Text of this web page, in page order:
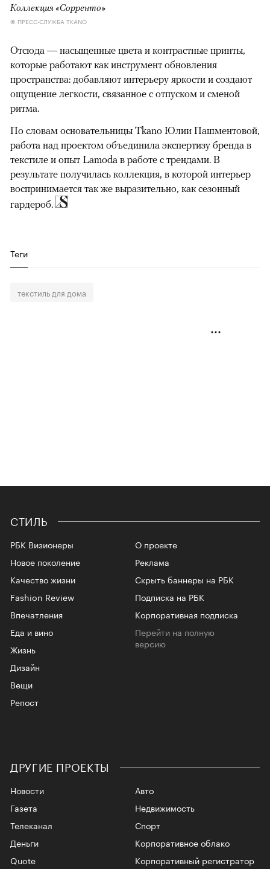
Коллекция «Сорренто»
© ПРЕСС-СЛУЖБА TKANO
Отсюда — насыщенные цвета и контрастные принты,
которые работают как инструмент обновления
пространства: добавляют интерьеру яркости и создают
ощущение легкости, связанное с отпуском и сменой
ритма.
По словам основательницы Tkano Юлии Пашментовой,
работа над проектом объединила экспертизу бренда в
текстиле и опыт Lamoda в работе с трендами. В
результате получилась коллекция, в которой интерьер
воспринимается так же выразительно, как сезонный
гардероб.
Теги
текстиль для дома
СТИЛЬ
РБК Визионеры
Новое поколение
Качество жизни
Fashion Review
Впечатления
Еда и вино
Жизнь
Дизайн
Вещи
Репост
О проекте
Реклама
Скрыть баннеры на РБК
Подписка на РБК
Корпоративная подписка
Перейти на полную
версию
ДРУГИЕ ПРОЕКТЫ
Новости
Газета
Телеканал
Авто
Недвижимость
Спорт
Корпоративное облако
Корпоративный регистратор
Деньги
Quote